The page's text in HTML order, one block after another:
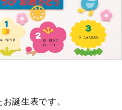
誕生表です。